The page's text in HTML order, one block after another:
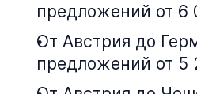
предложений от 6
От Австрия до
предложений от 5